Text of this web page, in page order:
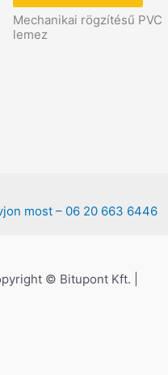
Mechanikai rögzítésű PVC
lemez
most – 06 20 663 6446
© Bitupont Kft. |